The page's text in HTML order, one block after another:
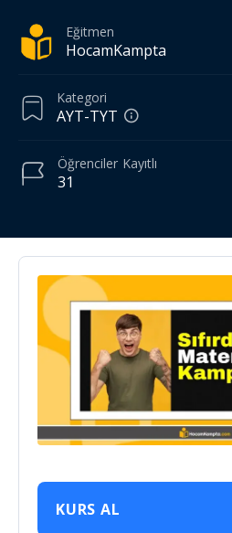
Eğitmen
HocamKampta
Kategori
AYT-TYT
31
Öğrenciler Kayıtlı
KURS AL